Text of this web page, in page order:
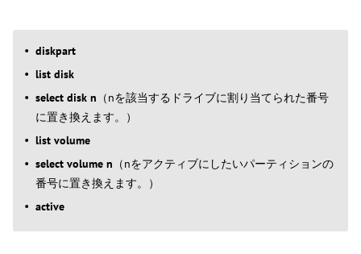
diskpart
list disk
select disk n （nを該当するドライブに割り当てられた番号
に置き換えます。）
list volume
select volume n （nをアクティブにしたいパーティションの
番号に置き換えます。）
active